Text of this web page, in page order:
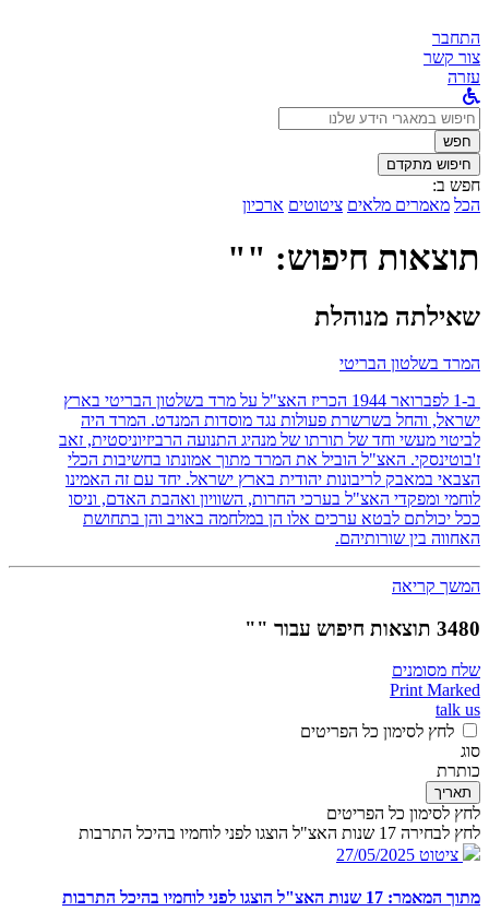
התחבר
צור קשר
עזרה
לחפש
ב:חפש
חיפוש מתקדם
חפש ב:
הכל מאמרים מלאים ציטוטים ארכיון
תוצאות חיפוש: ""
שאילתה מנוהלת
המרד בשלטון הבריטי
ב-1 לפברואר 1944 הכריז האצ"ל על מרד בשלטון הבריטי בארץ
ישראל, והחל בשרשרת פעולות נגד מוסדות המנדט. המרד היה
לביטוי מעשי וחד של תורתו של מנהיג התנועה הרביזיוניסטית, זאב
ז'בוטינסקי. האצ"ל הוביל את המרד מתוך אמונתו בחשיבות הכלי
הצבאי במאבק לריבונות יהודית בארץ ישראל. יחד עם זה האמינו
לוחמי ומפקדי האצ"ל בערכי החרות, השוויון ואהבת האדם, וניסו
ככל יכולתם לבטא ערכים אלו הן במלחמה באויב והן בתחושת
האחווה בין שורותיהם.
המשך קריאה
3480 תוצאות חיפוש עבור ""
שלח מסומנים
Print Marked
talk us
לחץ לסימון כל הפריטים
סוג
כותרת
תאריך
לחץ לסימון כל הפריטים
לחץ לבחירה 17 שנות האצ"ל הוצגו לפני לוחמיו בהיכל התרבות
ציטוט 27/05/2025
מתוך המאמר: 17 שנות האצ"ל הוצגו לפני לוחמיו בהיכל התרבות